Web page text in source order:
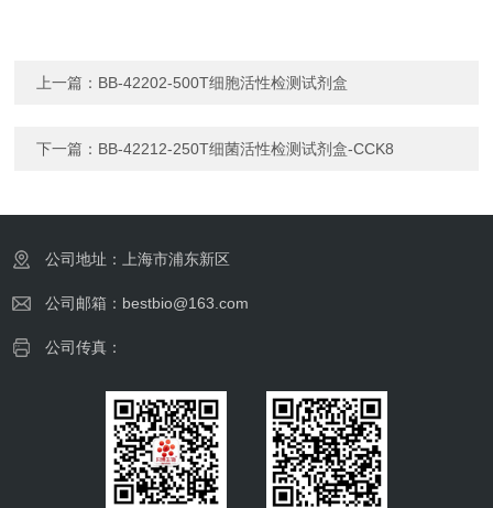
上一篇： BB-42202-500T细胞活性检测试剂盒
下一篇： BB-42212-250T细菌活性检测试剂盒-CCK8
公司地址：上海市浦东新区
公司邮箱：bestbio@163.com
公司传真：